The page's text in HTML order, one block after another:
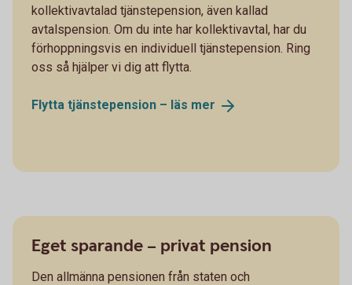
kollektivavtalad tjänstepension, även kallad
avtalspension. Om du inte har kollektivavtal, har du
förhoppningsvis en individuell tjänstepension. Ring
oss så hjälper vi dig att flytta.
Flytta tjänstepension – läs mer
Eget sparande – privat pension
Den allmänna pensionen från staten och